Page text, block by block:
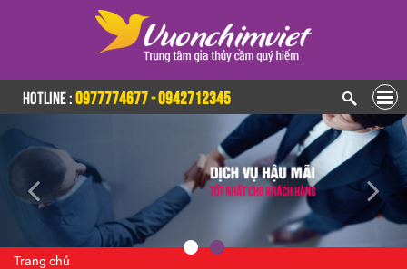
HOTLINE :0977774677 - 0942712345
Trang chủ